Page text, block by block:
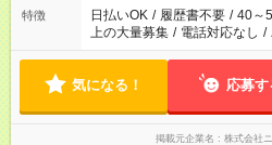
特徴 日払いOK / 履歴書不要 / 40～
上の大量募集 / 電話対応なし /
気になる！ 応募す
掲載元企業名 株式会社